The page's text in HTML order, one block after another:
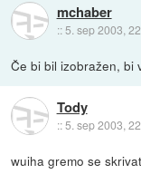
mchaber
:: 5. sep 2003,
Če bi bil izobražen, bi
Tody
::5. sep 2003,
wuiha gremo se